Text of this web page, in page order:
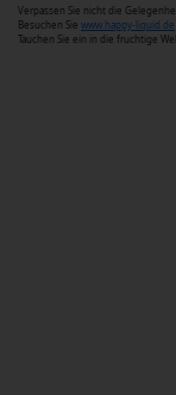
Verpassen Sie nicht die
Besuchen Sie www.happy-liquid.de
Tauchen Sie ein in die fruchtige